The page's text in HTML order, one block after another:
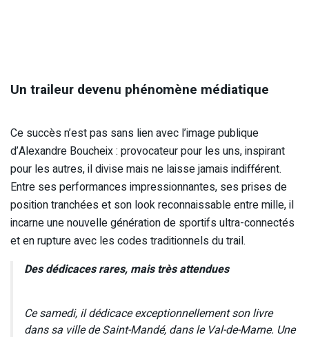
Un traileur devenu phénomène médiatique
Ce succès n’est pas sans lien avec l’image publique
d’Alexandre Boucheix : provocateur pour les uns, inspirant
pour les autres, il divise mais ne laisse jamais indifférent.
Entre ses performances impressionnantes, ses prises de
position tranchées et son look reconnaissable entre mille, il
incarne une nouvelle génération de sportifs ultra-connectés
et en rupture avec les codes traditionnels du trail.
Des dédicaces rares, mais très attendues
Ce samedi, il dédicace exceptionnellement son livre
dans sa ville de Saint-Mandé, dans le Val-de-Marne. Une